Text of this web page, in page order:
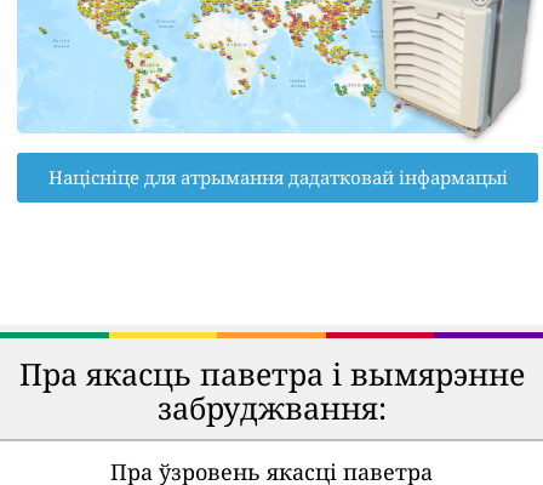
Націсніце для атрымання дадатковай інфармацыі
Пра якасць паветра і вымярэнне
забруджвання:
Пра ўзровень якасці паветра